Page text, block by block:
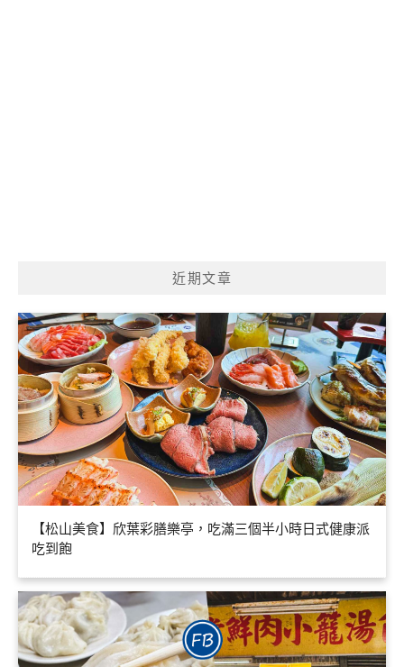
近期文章
【松山美食】欣葉彩膳樂亭，吃滿三個半小時日式健康派
吃到飽